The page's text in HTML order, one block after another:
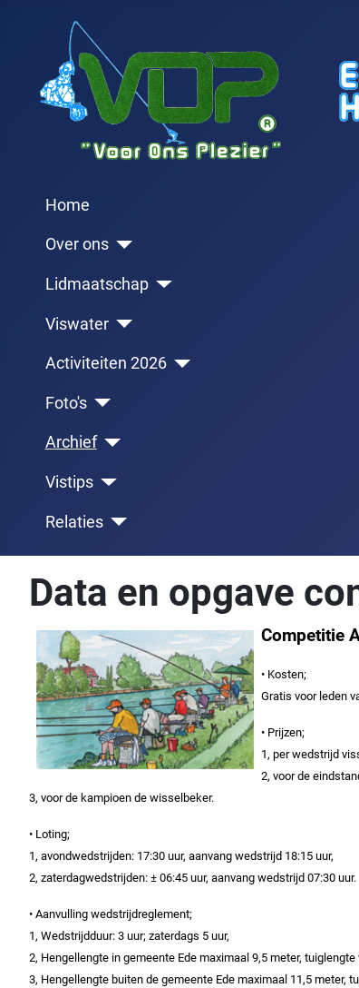
Home
Over ons
Lidmaatschap
Viswater
Activiteiten 2026
Foto's
Archief
Vistips
Relaties
Data en opgave
Competitie
• Kosten;
Gratis voor leden
• Prijzen;
1, per wedstrijd
2, voor de
3, voor de kampioen de wisselbeker.
• Loting;
1, avondwedstrijden: 17:30 uur, aanvang wedstrijd 18:15 uur,
2, zaterdagwedstrijden: ± 06:45 uur, aanvang wedstrijd 07:30 uur.
• Aanvulling wedstrijdreglement;
1, Wedstrijdduur: 3 uur; zaterdags 5 uur,
2, Hengellengte in gemeente Ede maximaal 9,5 meter, tuiglengte
3, Hengellengte buiten de gemeente Ede maximaal 11,5 meter,